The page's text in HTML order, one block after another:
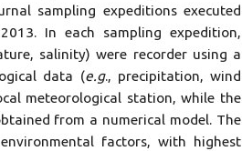
sampling expeditions executed
In each sampling expedition,
salinity) were recorder using a
data (e.g., precipitation, wind
meteorological station, while the
from a numerical model. The
factors, with highest